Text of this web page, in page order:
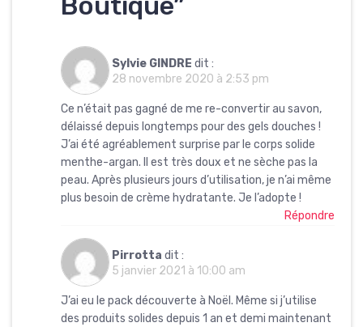
Sylvie GINDRE dit :
28 novembre 2020 à 2:53 pm
Ce n’était pas gagné de me re-convertir au savon,
délaissé depuis longtemps pour des gels douches !
J’ai été agréablement surprise par le corps solide
menthe-argan. Il est très doux et ne sèche pas la
peau. Après plusieurs jours d’utilisation, je n’ai même
plus besoin de crème hydratante. Je l’adopte !
Répondre
Pirrotta dit :
5 janvier 2021 à 10:00 am
J’ai eu le pack découverte à Noël. Même si j’utilise
des produits solides depuis 1 an et demi maintenant